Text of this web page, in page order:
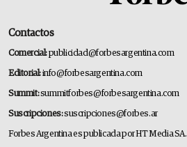
Contactos
Comercial:publicidad@forbesargentina.com
Editorial:info@forbesargentina.com
Summit:summitforbes@forbesargentina.com
Suscripciones:suscripciones@forbes.ar
Forbes Argentina es publicada por HT Media SA.